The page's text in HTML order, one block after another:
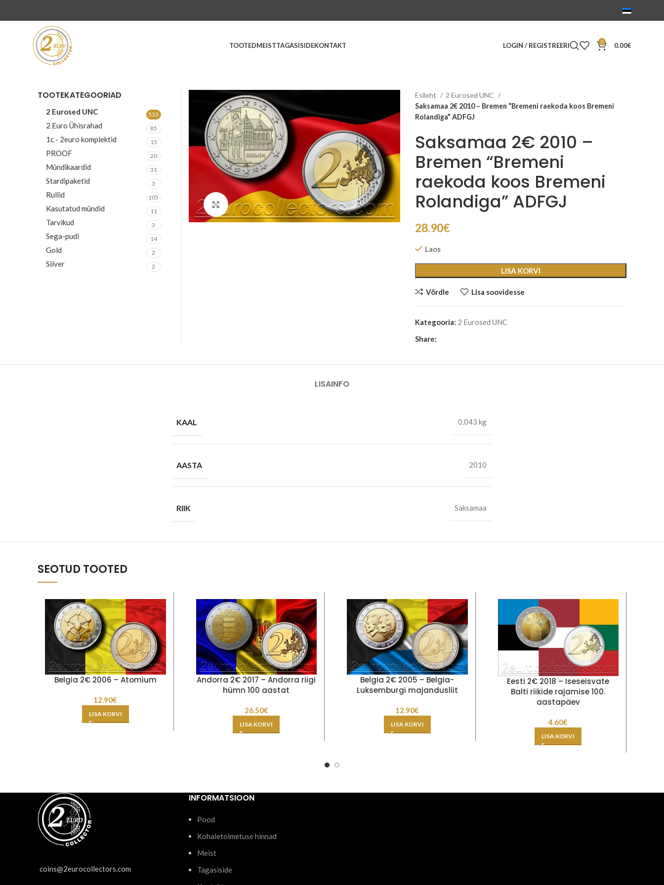
TOOTEDMEISTTAGASISIDEKONTAKT LOGIN / REGISTREERI 0 0.00€
Suurenda
Esileht
2 Eurosed UNC
Saksamaa 2€ 2010 – Bremen “Bremeni raekoda koos Bremeni
Rolandiga” ADFGJ
Saksamaa 2€ 2010 –
Bremen “Bremeni
raekoda koos Bremeni
Rolandiga” ADFGJ
28.90€
Laos
LISA KORVI
Võrdle Lisa soovidesse
Kategooria: 2 Eurosed UNC
Share:
TOOTEKATEGOORIAD
2 Eurosed UNC 533
2 Euro Ühisrahad 85
1c - 2euro komplektid 15
PROOF 20
Mündikaardid 31
Stardipaketid 3
Rullid 105
Kasutatud mündid 11
Tarvikud 3
Sega-pudi 14
Gold 2
Silver 2
LISAINFO
KAAL 0.043 kg
AASTA 2010
RIIK Saksamaa
SEOTUD TOOTED
Belgia 2€ 2006 – Atomium
12.90€
LISA KORVI
Andorra 2€ 2017 – Andorra riigi
hümn 100 aastat
26.50€
LISA KORVI
Belgia 2€ 2005 – Belgia-
Luksemburgi majandusliit
12.90€
LISA KORVI
Eesti 2€ 2018 – Iseseisvate
Balti riikide rajamise 100.
aastapäev
4.60€
LISA KORVI
coins@2eurocollectors.com
INFORMATSIOON
Pood
Kohaletoimetuse hinnad
Meist
Tagasiside